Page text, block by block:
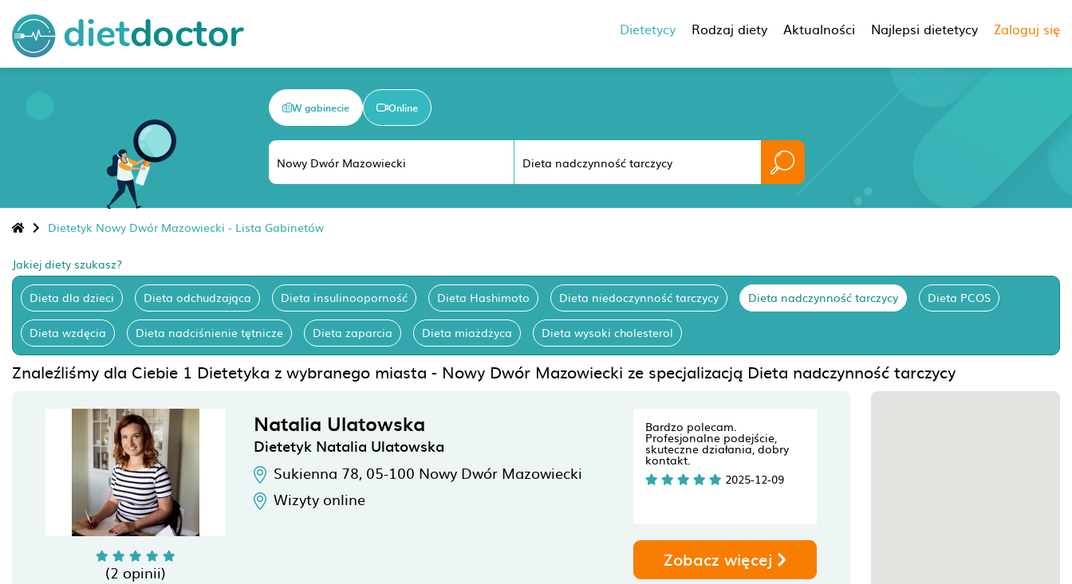
Dietetycy Rodzaj diety Aktualności Najlepsi dietetycy Zaloguj się
W gabinecie Online
Dietetyk Nowy Dwór Mazowiecki - Lista Gabinetów
Jakiej diety szukasz?
Dieta dla dzieci Dieta odchudzająca Dieta insulinooporność Dieta Hashimoto Dieta niedoczynność tarczycy Dieta nadczynność tarczycy Dieta PCOS
Dieta wzdęcia Dieta nadciśnienie tętnicze Dieta zaparcia Dieta miażdżyca Dieta wysoki cholesterol
Znaleźliśmy dla Ciebie 1 Dietetyka z wybranego miasta - Nowy Dwór Mazowiecki ze specjalizacją Dieta nadczynność tarczycy
(2 opinii)
Natalia Ulatowska
Dietetyk Natalia Ulatowska
Sukienna 78, 05-100 Nowy Dwór Mazowiecki
Wizyty online
Bardzo polecam.
Profesjonalne podejście,
skuteczne działania, dobry
kontakt.
2025-12-09
Zobacz więcej